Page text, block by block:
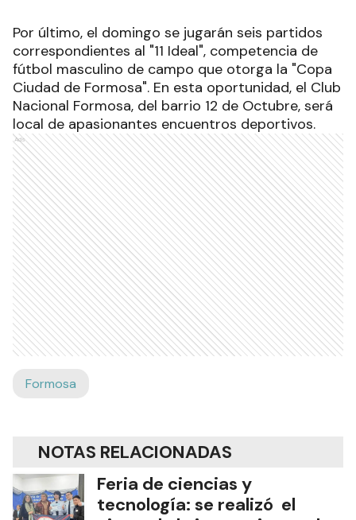
Por último, el domingo se jugarán seis partidos
correspondientes al "11 Ideal", competencia de
fútbol masculino de campo que otorga la "Copa
Ciudad de Formosa". En esta oportunidad, el Club
Nacional Formosa, del barrio 12 de Octubre, será
local de apasionantes encuentros deportivos.
Ads
Formosa
NOTAS RELACIONADAS
Feria de ciencias y
tecnología: se realizó el